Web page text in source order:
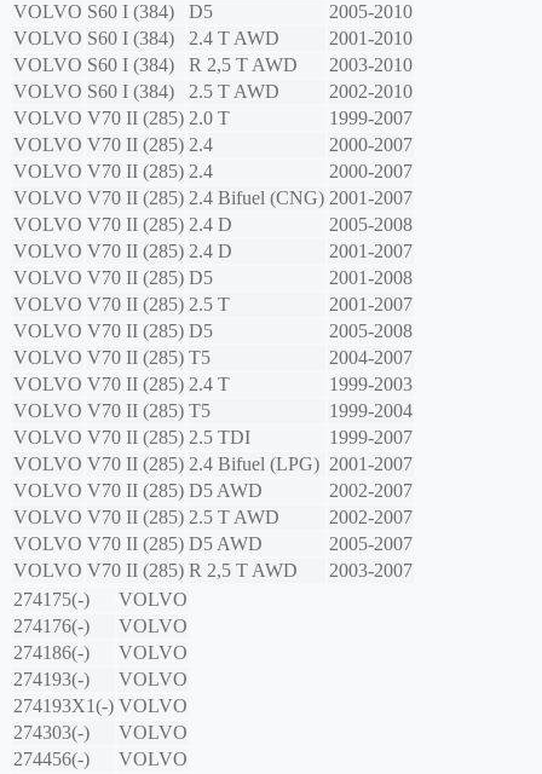
VOLVO S60 I (384) D5
2005-2010
VOLVO S60 I (384) 2.4 T AWD
2001-2010
VOLVO S60 I (384) R 2,5 T AWD
2003-2010
VOLVO S60 I (384) 2.5 T AWD
2002-2010
VOLVO V70 II (285) 2.0 T
1999-2007
VOLVO V70 II (285) 2.4
2000-2007
VOLVO V70 II (285) 2.4
2000-2007
VOLVO V70 II (285) 2.4 Bifuel (CNG) 2001-2007
VOLVO V70 II (285) 2.4 D
2005-2008
VOLVO V70 II (285) 2.4 D
2001-2007
VOLVO V70 II (285) D5
2001-2008
VOLVO V70 II (285) 2.5 T
2001-2007
VOLVO V70 II (285) D5
2005-2008
VOLVO V70 II (285) T5
2004-2007
VOLVO V70 II (285) 2.4 T
1999-2003
VOLVO V70 II (285) T5
1999-2004
VOLVO V70 II (285) 2.5 TDI
1999-2007
VOLVO V70 II (285) 2.4 Bifuel (LPG) 2001-2007
VOLVO V70 II (285) D5 AWD
2002-2007
VOLVO V70 II (285) 2.5 T AWD
2002-2007
VOLVO V70 II (285) D5 AWD
2005-2007
VOLVO V70 II (285) R 2,5 T AWD
2003-2007
274175(-)
VOLVO
274176(-)
VOLVO
274186(-)
VOLVO
274193(-)
VOLVO
274193X1(-) VOLVO
274303(-)
VOLVO
274456(-)
VOLVO